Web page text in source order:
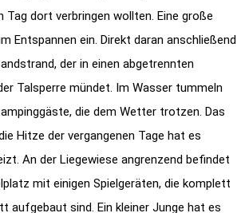
Tag dort verbringen wollten. Eine große
Entspannen ein. Direkt daran anschließend
der in einen abgetrennten
Talsperre mündet. Im Wasser tummeln
die dem Wetter trotzen. Das
Hitze der vergangenen Tage hat es
An der Liegewiese angrenzend befindet
mit einigen Spielgeräten, die komplett
aufgebaut sind. Ein kleiner Junge hat es